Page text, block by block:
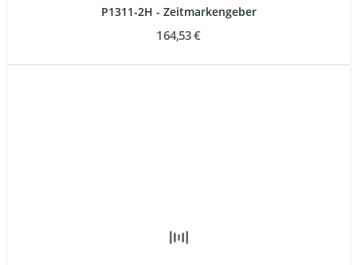
P1311-2H - Zeitmarkengeber
164,53 €